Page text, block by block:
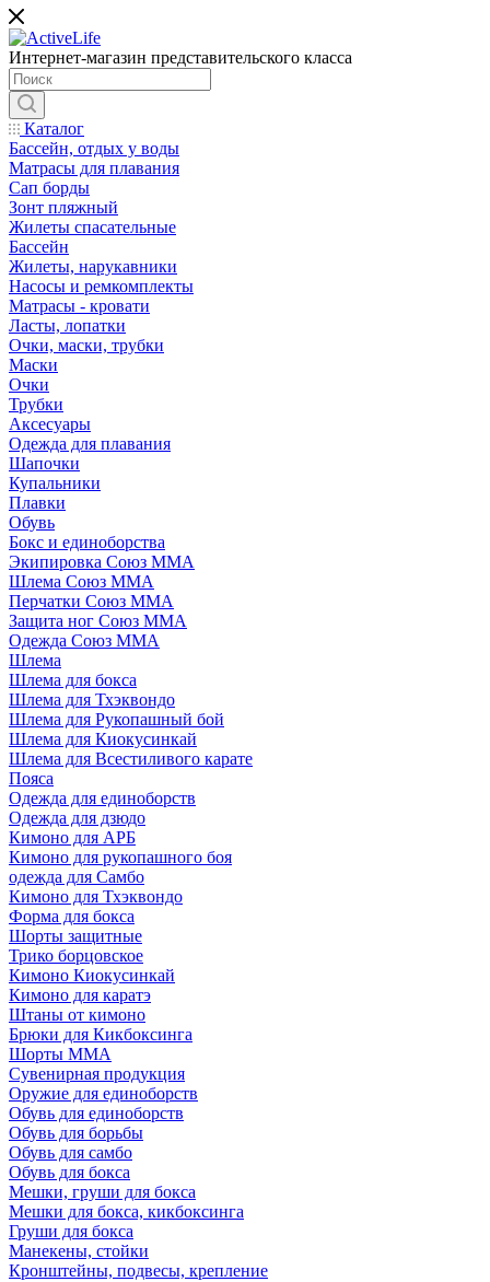
Интернет-магазин представительского класса
Каталог
Бассейн, отдых у воды
Матрасы для плавания
Сап борды
Зонт пляжный
Жилеты спасательные
Бассейн
Жилеты, нарукавники
Насосы и ремкомплекты
Матрасы - кровати
Ласты, лопатки
Очки, маски, трубки
Маски
Очки
Трубки
Аксесуары
Одежда для плавания
Шапочки
Купальники
Плавки
Обувь
Бокс и единоборства
Экипировка Союз ММА
Шлема Союз ММА
Перчатки Союз ММА
Защита ног Союз ММА
Одежда Союз ММА
Шлема
Шлема для бокса
Шлема для Тхэквондо
Шлема для Рукопашный бой
Шлема для Киокусинкай
Шлема для Всестиливого карате
Пояса
Одежда для единоборств
Одежда для дзюдо
Кимоно для АРБ
Кимоно для рукопашного боя
одежда для Самбо
Кимоно для Тхэквондо
Форма для бокса
Шорты защитные
Трико борцовское
Кимоно Киокусинкай
Кимоно для каратэ
Штаны от кимоно
Брюки для Кикбоксинга
Шорты ММА
Сувенирная продукция
Оружие для единоборств
Обувь для единоборств
Обувь для борьбы
Обувь для самбо
Обувь для бокса
Мешки, груши для бокса
Мешки для бокса, кикбоксинга
Груши для бокса
Манекены, стойки
Кронштейны, подвесы, крепление